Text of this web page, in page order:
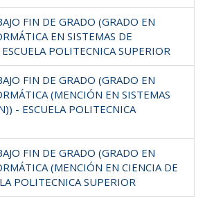
FIN DE GRADO (GRADO EN
EN SISTEMAS DE
POLITECNICA SUPERIOR
FIN DE GRADO (GRADO EN
(MENCIÓN EN SISTEMAS
- ESCUELA POLITECNICA
FIN DE GRADO (GRADO EN
(MENCIÓN EN CIENCIA DE
POLITECNICA SUPERIOR